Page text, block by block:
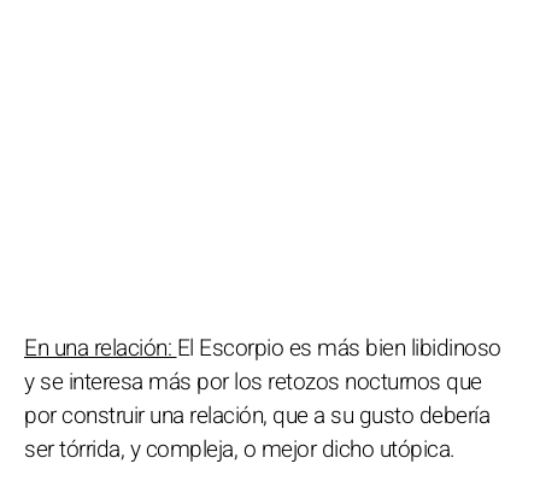
En una relación: El Escorpio es más bien libidinoso
y se interesa más por los retozos nocturnos que
por construir una relación, que a su gusto debería
ser tórrida, y compleja, o mejor dicho utópica.